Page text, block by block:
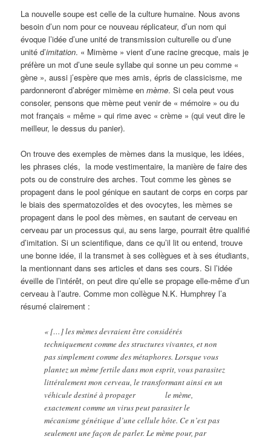
La nouvelle soupe est celle de la culture humaine. Nous avons
besoin d’un nom pour ce nouveau réplicateur, d’un nom qui
évoque l’idée d’une unité de transmission culturelle ou d’une
unité d’imitation. « Mimème » vient d’une racine grecque, mais je
préfère un mot d’une seule syllabe qui sonne un peu comme «
gène », aussi j’espère que mes amis, épris de classicisme, me
pardonneront d’abréger mimème enmème. Si cela peut vous
consoler, pensons que mème peut venir de « mémoire » ou du
mot français « même » qui rime avec « crème » (qui veut dire le
meilleur, le dessus du panier).
On trouve des exemples de mèmes dans la musique, les idées,
les phrases clés, la mode vestimentaire, la manière de faire des
pots ou de construire des arches. Tout comme les gènes se
propagent dans le pool génique en sautant de corps en corps par
le biais des spermatozoïdes et des ovocytes, les mèmes se
propagent dans le pool des mèmes, en sautant de cerveau en
cerveau par un processus qui, au sens large, pourrait être qualifié
d’imitation. Si un scientifique, dans ce qu’il lit ou entend, trouve
une bonne idée, il la transmet à ses collègues et à ses étudiants,
la mentionnant dans ses articles et dans ses cours. Si l’idée
éveille de l’intérêt, on peut dire qu’elle se propage elle-même d’un
cerveau à l’autre. Comme mon collègue N.K. Humphrey l’a
résumé clairement :
« […] les mèmes devraient être considérés
techniquement comme des structures vivantes, et non
pas simplement comme des métaphores. Lorsque vous
plantez un mème fertile dans mon esprit, vous parasitez
littéralement mon cerveau, le transformant ainsi en un
véhicule destiné à propager le mème,
exactement comme un virus peut parasiter le
mécanisme génétique d’une cellule hôte. Ce n’est pas
seulement une façon de parler. Le mème pour, par